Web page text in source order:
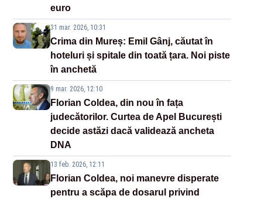
euro
31 mar. 2026, 10:31
Crima din Mureș: Emil Gânj, căutat în
hoteluri și spitale din toată țara. Noi piste
în anchetă
9 mar. 2026, 12:10
Florian Coldea, din nou în fața
judecătorilor. Curtea de Apel București
decide astăzi dacă validează ancheta
DNA
13 feb. 2026, 12:11
Florian Coldea, noi manevre disperate
pentru a scăpa de dosarul privind